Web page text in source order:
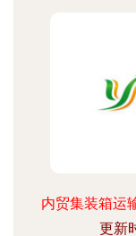
内贸集装箱运
更新